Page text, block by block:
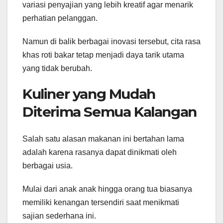
variasi penyajian yang lebih kreatif agar menarik
perhatian pelanggan.
Namun di balik berbagai inovasi tersebut, cita rasa
khas roti bakar tetap menjadi daya tarik utama
yang tidak berubah.
Kuliner yang Mudah
Diterima Semua Kalangan
Salah satu alasan makanan ini bertahan lama
adalah karena rasanya dapat dinikmati oleh
berbagai usia.
Mulai dari anak anak hingga orang tua biasanya
memiliki kenangan tersendiri saat menikmati
sajian sederhana ini.